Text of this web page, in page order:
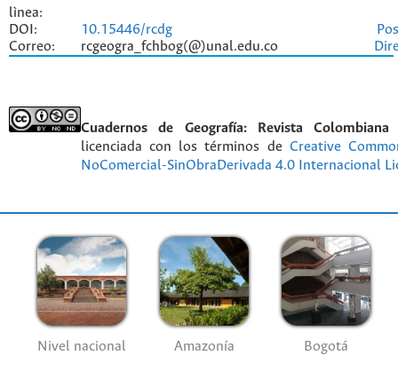
lìnea:
DOI: 10.15446/rcdg
Correo:
rcgeogra_fchbog(@)unal.edu.co
Cuadernos de Geografía: Revista Colombiana
licenciada con los términos de Creative
NoComercial-SinObraDerivada 4.0 Internacional
Nivel nacional Amazonía Bogotá